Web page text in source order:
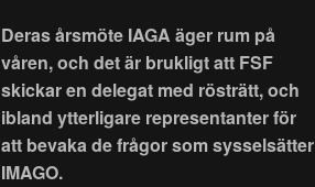
Deras årsmöte IAGA äger rum på
våren, och det är brukligt att FSF
skickar en delegat med rösträtt, och
ibland ytterligare representanter för
att bevaka de frågor som sysselsätter
IMAGO.